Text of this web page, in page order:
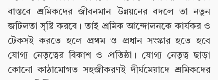
বাস্তবে শ্রমিকদের জীবনমান উন্নয়নের বদলে তা নতুন
জটিলতা সৃষ্টি করবে। তাই শ্রমিক আন্দোলনকে কার্যকর ও
টেকসই করতে হলে প্রথম ও প্রধান সংস্কার হতে হবে
যোগ্য নেতৃত্বের বিকাশ ও প্রতিষ্ঠা। যোগ্য নেতৃত্ব ছাড়া
কোনো কাঠামোগত সহজীকরণই দীর্ঘমেয়াদে শ্রমিকদের